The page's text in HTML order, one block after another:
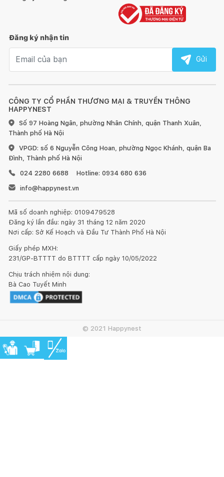
CÔNG TY CỔ PHẦN THƯƠNG MẠI & TRUYỀN THÔNG
HAPPYNEST
Số 97 Hoàng Ngân, phường Nhân Chính, quận Thanh Xuân,
Thành phố Hà Nội
VPGD: số 6 Nguyễn Công Hoan, phường Ngọc Khánh, quận Ba
Đình, Thành phố Hà Nội
024 2280 6688
Hotline: 0934 680 636
info@happynest.vn
Mã số doanh nghiệp: 0109479528
Đăng ký lần đầu: ngày 31 tháng 12 năm 2020
Nơi cấp: Sở Kế Hoạch và Đầu Tư Thành Phố Hà Nội
Giấy phép MXH:
231/GP-BTTTT do BTTTT cấp ngày 10/05/2022
Chịu trách nhiệm nội dung:
Bà Cao Tuyết Minh
Đăng ký nhận tin
Gửi
© 2021 Happynest